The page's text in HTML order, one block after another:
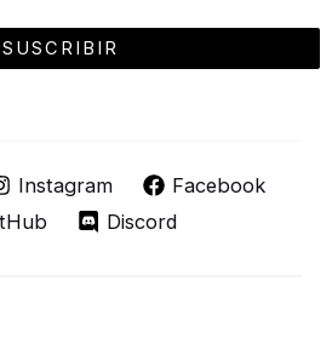
Instagram
Facebook
Discord